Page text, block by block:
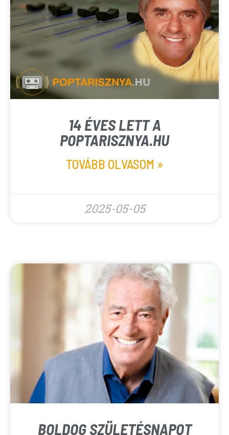
14 ÉVES LETT A
POPTARISZNYA.HU
TOVÁBB OLVASOM »
2025-05-05
BOLDOG SZÜLETÉSNAPOT